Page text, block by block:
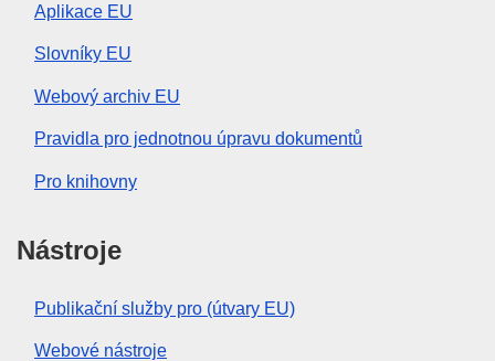
Aplikace EU
Slovníky EU
Webový archiv EU
Pravidla pro jednotnou úpravu dokumentů
Pro knihovny
Nástroje
Publikační služby pro (útvary EU)
Webové nástroje